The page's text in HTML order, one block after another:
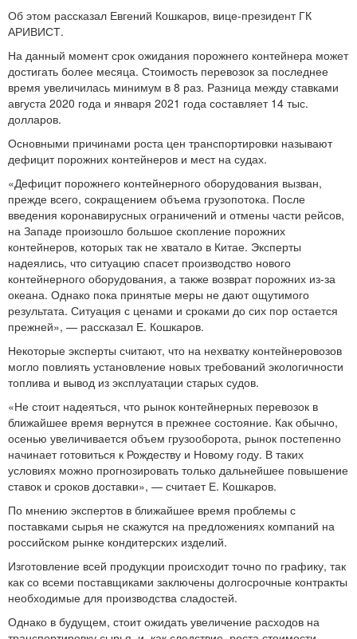
Об этом рассказал Евгений Кошкаров, вице-президент ГК
АРИВИСТ.
На данный момент срок ожидания порожнего контейнера может
достигать более месяца. Стоимость перевозок за последнее
время увеличилась минимум в 8 раз. Разница между ставками
августа 2020 года и января 2021 года составляет 14 тыс.
долларов.
Основными причинами роста цен транспортировки называют
дефицит порожних контейнеров и мест на судах.
«Дефицит порожнего контейнерного оборудования вызван,
прежде всего, сокращением объема грузопотока. После
введения коронавирусных ограничений и отмены части рейсов,
на Западе произошло большое скопление порожних
контейнеров, которых так не хватало в Китае. Эксперты
надеялись, что ситуацию спасет производство нового
контейнерного оборудования, а также возврат порожних из-за
океана. Однако пока принятые меры не дают ощутимого
результата. Ситуация с ценами и сроками до сих пор остается
прежней», — рассказал Е. Кошкаров.
Некоторые эксперты считают, что на нехватку контейнеровозов
могло повлиять установление новых требований экологичности
топлива и вывод из эксплуатации старых судов.
«Не стоит надеяться, что рынок контейнерных перевозок в
ближайшее время вернутся в прежнее состояние. Как обычно,
осенью увеличивается объем грузооборота, рынок постепенно
начинает готовиться к Рождеству и Новому году. В таких
условиях можно прогнозировать только дальнейшее повышение
ставок и сроков доставки», — считает Е. Кошкаров.
По мнению экспертов в ближайшее время проблемы с
поставками сырья не скажутся на предложениях компаний на
российском рынке кондитерских изделий.
Изготовление всей продукции происходит точно по графику, так
как со всеми поставщиками заключены долгосрочные контракты
необходимые для производства сладостей.
Однако в будущем, стоит ожидать увеличение расходов на